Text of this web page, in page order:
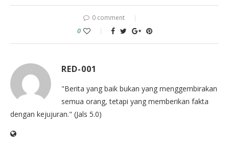
0 comment
0
RED-001
"Berita yang baik bukan yang menggembirakan
semua orang, tetapi yang memberikan fakta
dengan kejujuran." (Jals 5.0)